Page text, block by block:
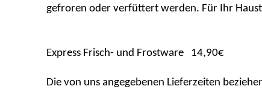
gefroren oder verfüttert werden. Für Ihr
Express Frisch- und Frostware 14,90€
Die von uns angegebenen Lieferzeiten